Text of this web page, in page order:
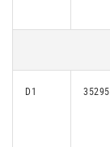
D1 35295